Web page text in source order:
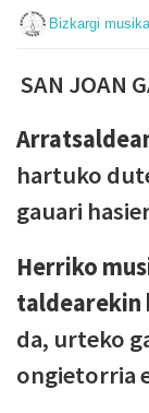
Bizkargi
SAN JOAN
hartuko
gauari
Herriko
taldearekin
da, urteko
ongietorria